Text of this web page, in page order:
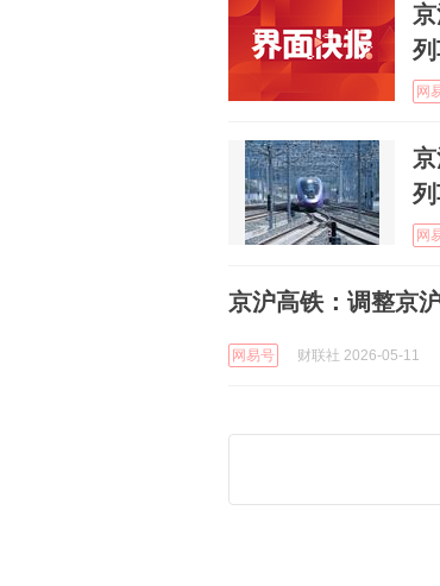
网
网
京沪高铁：调整京
网易号 财联社 2026-05-11